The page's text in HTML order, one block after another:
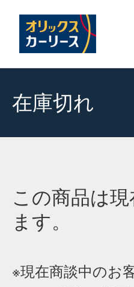
在庫切れ
この商品は
ます。
※現在商談中のお